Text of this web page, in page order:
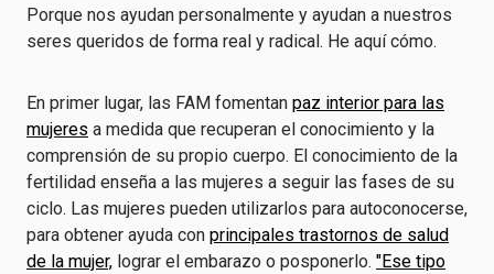
Porque nos ayudan personalmente y ayudan a nuestros
seres queridos de forma real y radical. He aquí cómo.
En primer lugar, las FAM fomentan paz interior para las
mujeres a medida que recuperan el conocimiento y la
comprensión de su propio cuerpo. El conocimiento de la
fertilidad enseña a las mujeres a seguir las fases de su
ciclo. Las mujeres pueden utilizarlos para autoconocerse,
para obtener ayuda con principales trastornos de salud
de la mujer, lograr el embarazo o posponerlo. "Ese tipo